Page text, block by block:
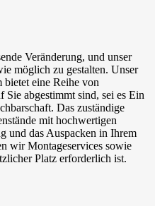
Veränderung, und unser
möglich zu gestalten. Unser
bietet eine Reihe von
abgestimmt sind, sei es Ein
Das zuständige
mit hochwertigen
und das Auspacken in Ihrem
wir Montageservices sowie
Platz erforderlich ist.